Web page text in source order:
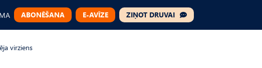
ABONĒŠANA E-AVĪZE ZIŅOT DRUVAI
virziens